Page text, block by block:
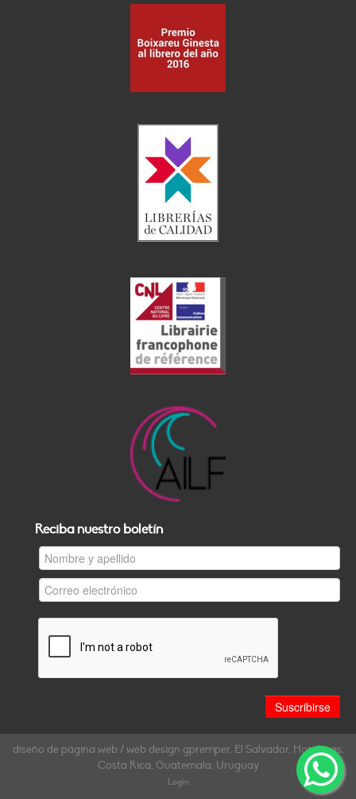
Reciba nuestro boletín
diseño de página web / web design gpremper, El Salvador, Honduras,
Costa Rica, Guatemala, Uruguay
Login